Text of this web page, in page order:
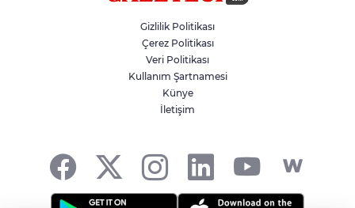
Hikmet Başak’tan Ulaşım Çalışması
Atatürk Bulvarında Asfalt Yenileniyor
Gizlilik Politikası
Çerez Politikası
Veri Politikası
Kullanım Şartnamesi
Künye
İletişim